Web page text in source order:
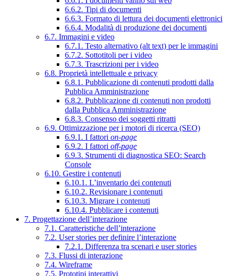
6.6.2. Tipi di documenti
6.6.3. Formato di lettura dei documenti elettronici
6.6.4. Modalità di produzione dei documenti
6.7. Immagini e video
6.7.1. Testo alternativo (alt text) per le immagini
6.7.2. Sottotitoli per i video
6.7.3. Trascrizioni per i video
6.8. Proprietà intellettuale e privacy
6.8.1. Pubblicazione di contenuti prodotti dalla
Pubblica Amministrazione
6.8.2. Pubblicazione di contenuti non prodotti
dalla Pubblica Amministrazione
6.8.3. Consenso dei soggetti ritratti
6.9. Ottimizzazione per i motori di ricerca (SEO)
6.9.1. I fattori on-page
6.9.2. I fattori off-page
6.9.3. Strumenti di diagnostica SEO: Search
Console
6.10. Gestire i contenuti
6.10.1. L’inventario dei contenuti
6.10.2. Revisionare i contenuti
6.10.3. Migrare i contenuti
6.10.4. Pubblicare i contenuti
7. Progettazione dell’interazione
7.1. Caratteristiche dell’interazione
7.2. User stories per definire l’interazione
7.2.1. Differenza tra scenari e user stories
7.3. Flussi di interazione
7.4. Wireframe
7.5. Prototipi interattivi